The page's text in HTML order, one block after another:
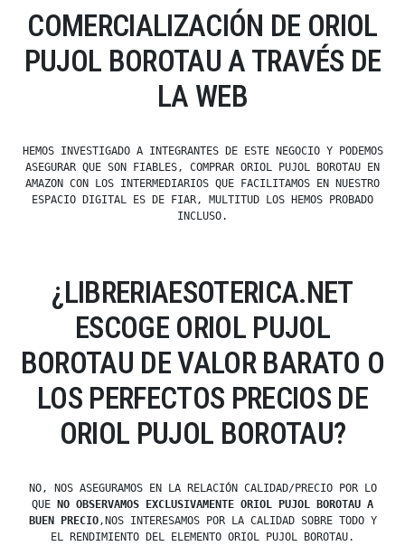
COMERCIALIZACIÓN DE ORIOL
PUJOL BOROTAU A TRAVÉS DE
LA WEB
HEMOS INVESTIGADO A INTEGRANTES DE ESTE NEGOCIO Y PODEMOS
ASEGURAR QUE SON FIABLES, COMPRAR ORIOL PUJOL BOROTAU EN
AMAZON CON LOS INTERMEDIARIOS QUE FACILITAMOS EN NUESTRO
ESPACIO DIGITAL ES DE FIAR, MULTITUD LOS HEMOS PROBADO
INCLUSO.
¿LIBRERIAESOTERICA.NET
ESCOGE ORIOL PUJOL
BOROTAU DE VALOR BARATO O
LOS PERFECTOS PRECIOS DE
ORIOL PUJOL BOROTAU?
NO, NOS ASEGURAMOS EN LA RELACIÓN CALIDAD/PRECIO POR LO
QUE
NO OBSERVAMOS EXCLUSIVAMENTE ORIOL PUJOL BOROTAU A
BUEN PRECIO,NOS INTERESAMOS POR LA CALIDAD SOBRE TODO Y
EL RENDIMIENTO DEL ELEMENTO ORIOL PUJOL BOROTAU.